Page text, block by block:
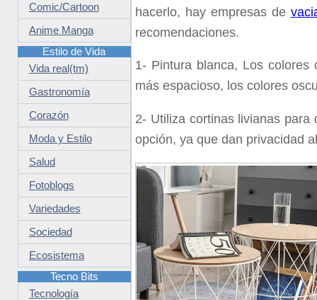
hacerlo, hay empresas de
recomendaciones.
1- Pintura blanca, Los
más espacioso, los colores
2- Utiliza cortinas livianas
opción, ya que dan privacidad
Comic/Cartoon
Anime Manga
Estilo de Vida
Vida real(tm)
Gastronomía
Corazón
Moda y Estilo
Salud
Fotoblogs
Variedades
Sociedad
Ecosistema
Tecno Bits
Tecnología